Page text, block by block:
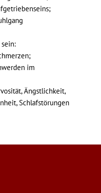
im
Ängstlichkeit,
Schlafstörungen